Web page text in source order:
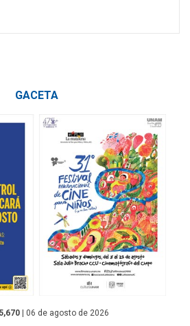
GACETA
| 06 de agosto de 2026